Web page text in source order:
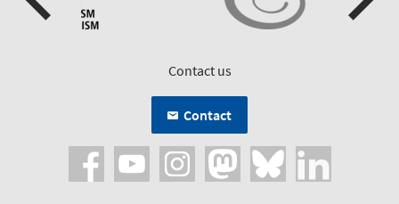
Contact us
Contact